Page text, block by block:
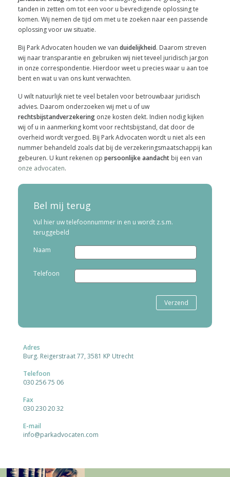
tanden in zetten om tot een voor u bevredigende oplossing te
komen. Wij nemen de tijd om met u te zoeken naar een passende
oplossing voor uw situatie.
Bij Park Advocaten houden we van duidelijkheid. Daarom streven
wij naar transparantie en gebruiken wij niet teveel juridisch jargon
in onze correspondentie. Hierdoor weet u precies waar u aan toe
bent en wat u van ons kunt verwachten.
U wilt natuurlijk niet te veel betalen voor betrouwbaar juridisch
advies. Daarom onderzoeken wij met u of uw
rechtsbijstandverzekering onze kosten dekt. Indien nodig kijken
wij of u in aanmerking komt voor rechtsbijstand, dat door de
overheid wordt vergoed. Bij Park Advocaten wordt u niet als een
nummer behandeld zoals dat bij de verzekeringsmaatschappij kan
gebeuren. U kunt rekenen op persoonlijke aandacht bij een van
onze advocaten.
Bel mij terug
Vul hier uw telefoonnummer in en u wordt z.s.m.
teruggebeld
Naam
Telefoon
Adres
Burg. Reigerstraat 77, 3581 KP Utrecht
Telefoon
030 256 75 06
Fax
030 230 20 32
E-mail
info@parkadvocaten.com